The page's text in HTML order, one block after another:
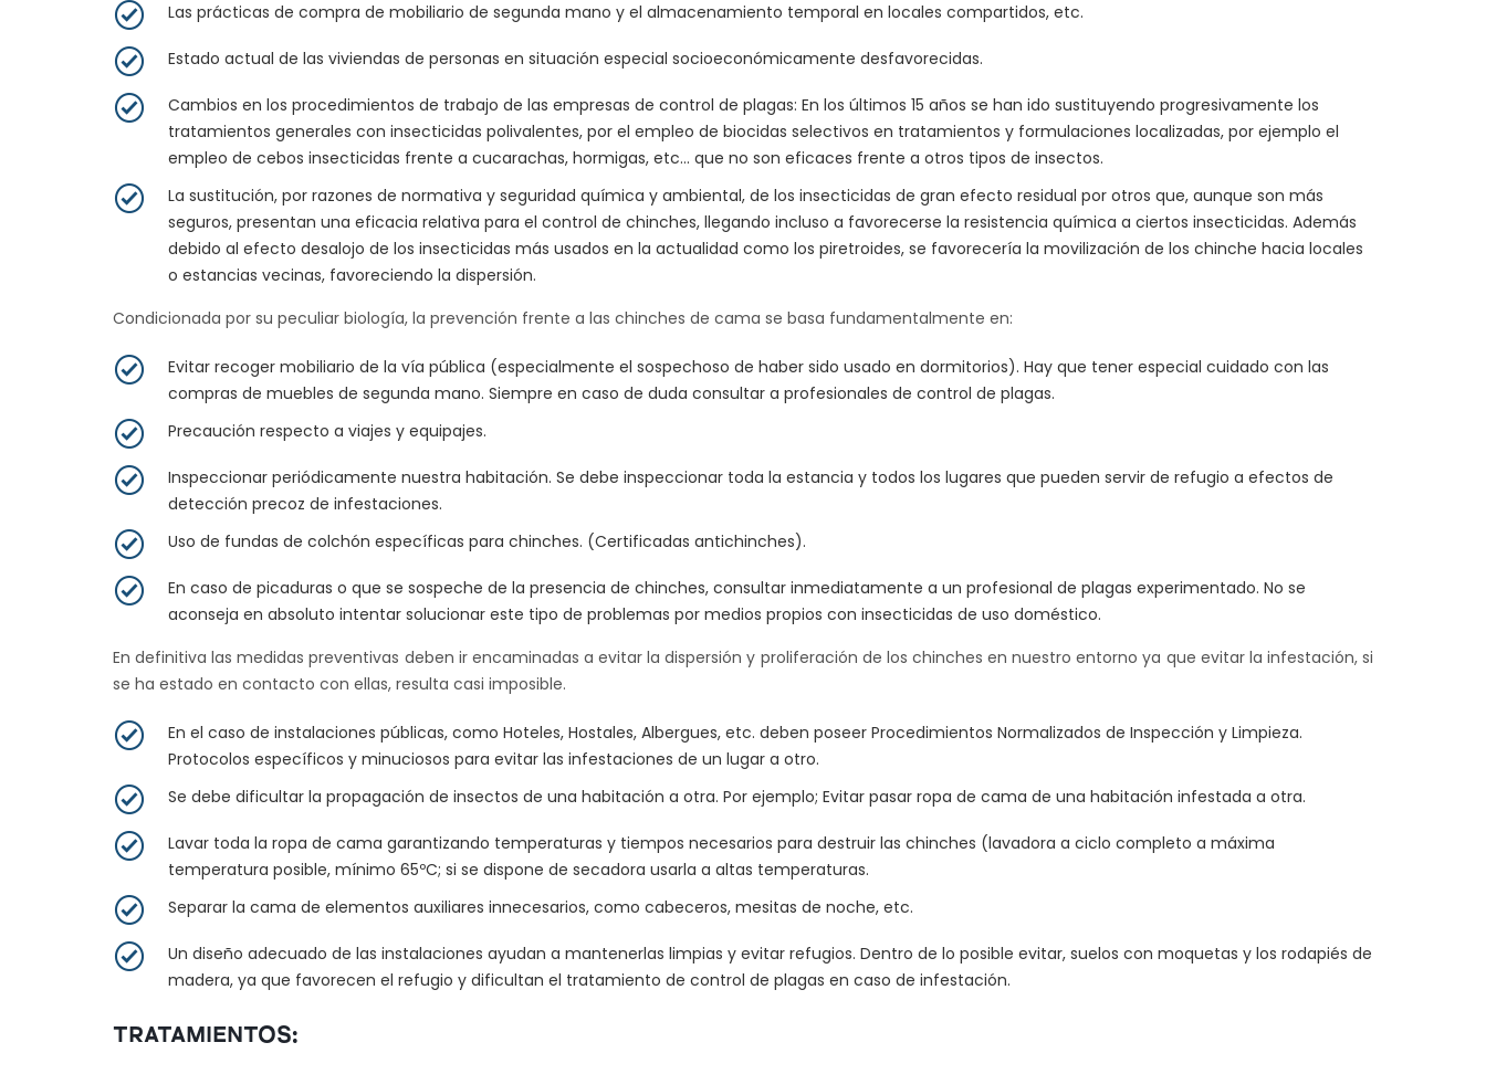
Las prácticas de compra de mobiliario de segunda mano y el almacenamiento temporal en locales compartidos, etc.
Estado actual de las viviendas de personas en situación especial socioeconómicamente desfavorecidas.
Cambios en los procedimientos de trabajo de las empresas de control de plagas: En los últimos 15 años se han ido sustituyendo progresivamente los
tratamientos generales con insecticidas polivalentes, por el empleo de biocidas selectivos en tratamientos y formulaciones localizadas, por ejemplo el
empleo de cebos insecticidas frente a cucarachas, hormigas, etc… que no son eficaces frente a otros tipos de insectos.
La sustitución, por razones de normativa y seguridad química y ambiental, de los insecticidas de gran efecto residual por otros que, aunque son más
seguros, presentan una eficacia relativa para el control de chinches, llegando incluso a favorecerse la resistencia química a ciertos insecticidas. Además
debido al efecto desalojo de los insecticidas más usados en la actualidad como los piretroides, se favorecería la movilización de los chinche hacia locales
o estancias vecinas, favoreciendo la dispersión.
Condicionada por su peculiar biología, la prevención frente a las chinches de cama se basa fundamentalmente en:
Evitar recoger mobiliario de la vía pública (especialmente el sospechoso de haber sido usado en dormitorios). Hay que tener especial cuidado con las
compras de muebles de segunda mano. Siempre en caso de duda consultar a profesionales de control de plagas.
Precaución respecto a viajes y equipajes.
Inspeccionar periódicamente nuestra habitación. Se debe inspeccionar toda la estancia y todos los lugares que pueden servir de refugio a efectos de
detección precoz de infestaciones.
Uso de fundas de colchón específicas para chinches. (Certificadas antichinches).
En caso de picaduras o que se sospeche de la presencia de chinches, consultar inmediatamente a un profesional de plagas experimentado. No se
aconseja en absoluto intentar solucionar este tipo de problemas por medios propios con insecticidas de uso doméstico.
En definitiva las medidas preventivas deben ir encaminadas a evitar la dispersión y proliferación de los chinches en nuestro entorno ya que evitar la infestación, si
se ha estado en contacto con ellas, resulta casi imposible.
En el caso de instalaciones públicas, como Hoteles, Hostales, Albergues, etc. deben poseer Procedimientos Normalizados de Inspección y Limpieza.
Protocolos específicos y minuciosos para evitar las infestaciones de un lugar a otro.
Se debe dificultar la propagación de insectos de una habitación a otra. Por ejemplo; Evitar pasar ropa de cama de una habitación infestada a otra.
Lavar toda la ropa de cama garantizando temperaturas y tiempos necesarios para destruir las chinches (lavadora a ciclo completo a máxima
temperatura posible, mínimo 65ºC; si se dispone de secadora usarla a altas temperaturas.
Separar la cama de elementos auxiliares innecesarios, como cabeceros, mesitas de noche, etc.
Un diseño adecuado de las instalaciones ayudan a mantenerlas limpias y evitar refugios. Dentro de lo posible evitar, suelos con moquetas y los rodapiés de
madera, ya que favorecen el refugio y dificultan el tratamiento de control de plagas en caso de infestación.
TRATAMIENTOS: